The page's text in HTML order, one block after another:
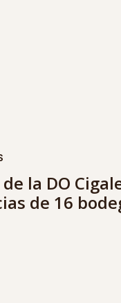
la DO
de 16